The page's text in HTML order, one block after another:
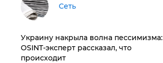
Сеть
​Украину накрыла волна пессимизма:
OSINT-эксперт рассказал, что
происходит